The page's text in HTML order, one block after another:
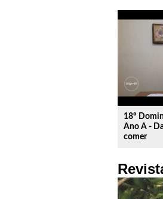
18º
Ano A -
comer